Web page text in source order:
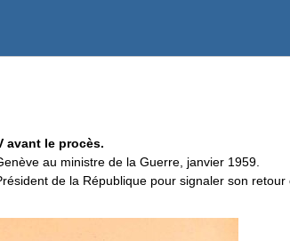
avant le procès.
au ministre de la Guerre, janvier 1959.
de la République pour signaler son